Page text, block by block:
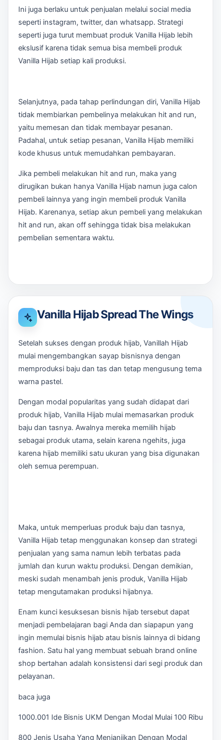
Ini juga berlaku untuk penjualan melalui social media
seperti instagram, twitter, dan whatsapp. Strategi
seperti juga turut membuat produk Vanilla Hijab lebih
ekslusif karena tidak semua bisa membeli produk
Vanilla Hijab setiap kali produksi.
Selanjutnya, pada tahap perlindungan diri, Vanilla Hijab
tidak membiarkan pembelinya melakukan hit and run,
yaitu memesan dan tidak membayar pesanan.
Padahal, untuk setiap pesanan, Vanilla Hijab memiliki
kode khusus untuk memudahkan pembayaran.
Jika pembeli melakukan hit and run, maka yang
dirugikan bukan hanya Vanilla Hijab namun juga calon
pembeli lainnya yang ingin membeli produk Vanilla
Hijab. Karenanya, setiap akun pembeli yang melakukan
hit and run, akan off sehingga tidak bisa melakukan
pembelian sementara waktu.
Vanilla Hijab Spread The Wings
Setelah sukses dengan produk hijab, Vanillah Hijab
mulai mengembangkan sayap bisnisnya dengan
memproduksi baju dan tas dan tetap mengusung tema
warna pastel.
Dengan modal popularitas yang sudah didapat dari
produk hijab, Vanilla Hijab mulai memasarkan produk
baju dan tasnya. Awalnya mereka memilih hijab
sebagai produk utama, selain karena ngehits, juga
karena hijab memiliki satu ukuran yang bisa digunakan
oleh semua perempuan.
Maka, untuk memperluas produk baju dan tasnya,
Vanilla Hijab tetap menggunakan konsep dan strategi
penjualan yang sama namun lebih terbatas pada
jumlah dan kurun waktu produksi. Dengan demikian,
meski sudah menambah jenis produk, Vanilla Hijab
tetap mengutamakan produksi hijabnya.
Enam kunci kesuksesan bisnis hijab tersebut dapat
menjadi pembelajaran bagi Anda dan siapapun yang
ingin memulai bisnis hijab atau bisnis lainnya di bidang
fashion. Satu hal yang membuat sebuah brand online
shop bertahan adalah konsistensi dari segi produk dan
pelayanan.
baca juga
1000.001 Ide Bisnis UKM Dengan Modal Mulai 100 Ribu
800 Jenis Usaha Yang Menjanjikan Dengan Modal